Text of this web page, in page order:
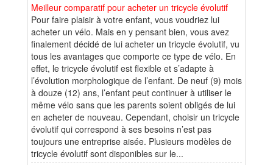
Meilleur comparatif pour acheter un tricycle évolutif
Pour faire plaisir à votre enfant, vous voudriez lui
acheter un vélo. Mais en y pensant bien, vous avez
finalement décidé de lui acheter un tricycle évolutif, vu
tous les avantages que comporte ce type de vélo. En
effet, le tricycle évolutif est flexible et s’adapte à
l’évolution morphologique de l’enfant. De neuf (9) mois
à douze (12) ans, l’enfant peut continuer à utiliser le
même vélo sans que les parents soient obligés de lui
en acheter de nouveau. Cependant, choisir un tricycle
évolutif qui correspond à ses besoins n’est pas
toujours une entreprise aisée. Plusieurs modèles de
tricycle évolutif sont disponibles sur le...